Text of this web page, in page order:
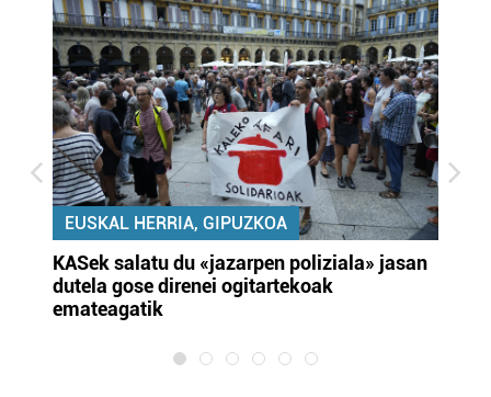
EUSKAL HERRIA, GIPUZKOA
KASek salatu du «jazarpen poliziala» jasan
dutela gose direnei ogitartekoak
emateagatik